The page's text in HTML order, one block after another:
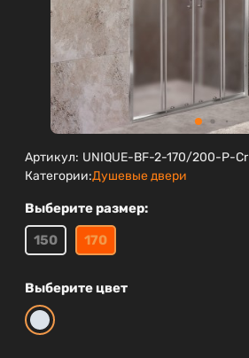
Артикул: UNIQUE-BF-2-170/200-P-Cr
Категории:Душевые двери
Выберите размер:
150
170
Выберите цвет